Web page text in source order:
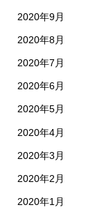
2020年9月
2020年8月
2020年7月
2020年6月
2020年5月
2020年4月
2020年3月
2020年2月
2020年1月